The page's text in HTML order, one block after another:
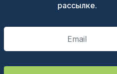
рассылке.